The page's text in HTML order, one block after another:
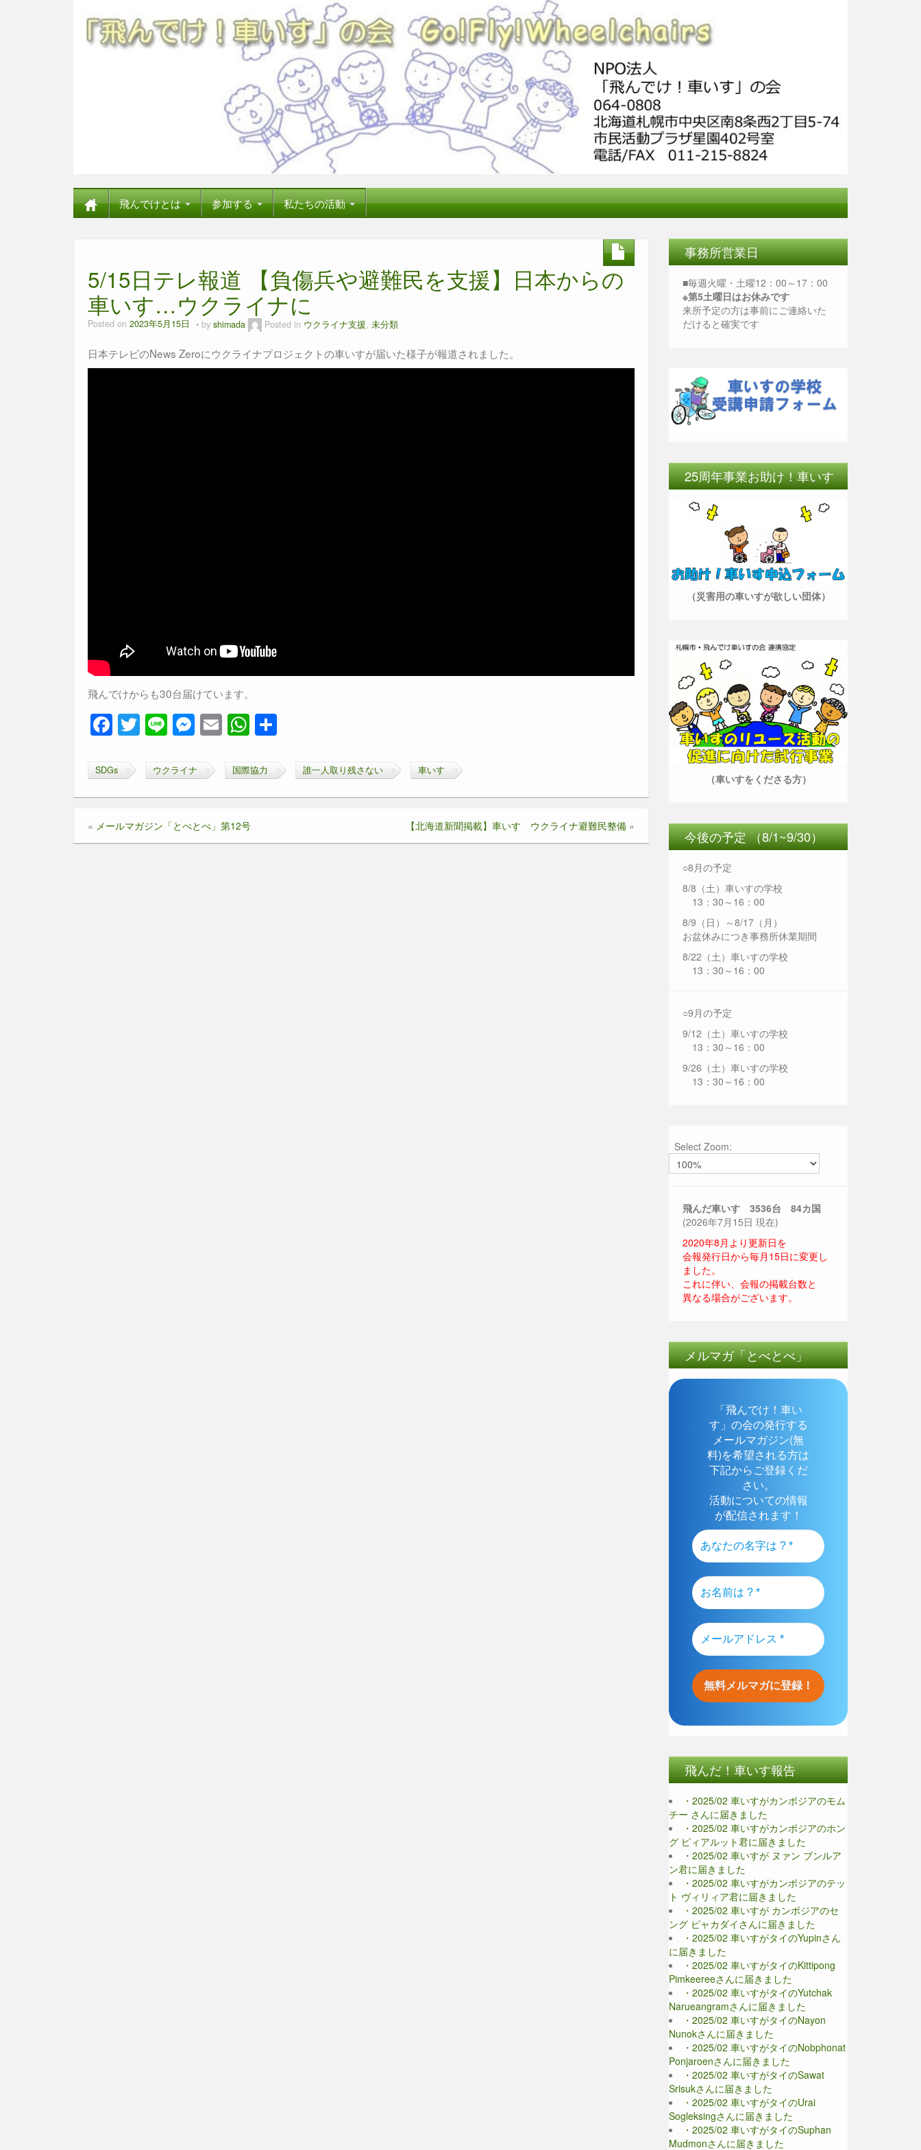
飛んでけとは 参加する 私たちの活動
5/15日テレ報道 【負傷兵や避難民を支援】日本からの
車いす…ウクライナに
Posted on 2023年5月15日 by shimada Posted in ウクライナ支援, 未分類
日本テレビのNews Zeroにウクライナプロジェクトの車いすが届いた様子が報道されました。
飛んでけからも30台届けています。
F
a
c
e
o
T
wi
er
Li
n
e
M
e
ss
e
g
E
m
ail
W
h
at
s
p
SDGs ウクライナ 国際協力 誰一人取り残さない 車いす
« メールマガジン「とべとべ」第12号 【北海道新聞掲載】車いす ウクライナ避難民整備 »
事務所営業日
■毎週火曜・土曜12：00～17：00
※第5土曜日はお休みです
来所予定の方は事前にご連絡いた
だけると確実です
25周年事業お助け！車いす
（災害用の車いすが欲しい団体）
（車いすをくださる方）
今後の予定 （8/1~9/30）
○8月の予定
8/8（土）車いすの学校
13：30～16：00
8/9（日）～8/17（月）
お盆休みにつき事務所休業期間
8/22（土）車いすの学校
13：30～16：00
○9月の予定
9/12（土）車いすの学校
13：30～16：00
9/26（土）車いすの学校
13：30～16：00
Select Zoom:
飛んだ車いす 3536台 84カ国
(2026年7月15日 現在)
2020年8月より更新日を
会報発行日から毎月15日に変更し
ました。
これに伴い、会報の掲載台数と
異なる場合がございます。
メルマガ「とべとべ」
「飛んでけ！車い
す」の会の発行する
メールマガジン(無
料)を希望される方は
下記からご登録くだ
さい。
活動についての情報
が配信されます！
飛んだ！車いす報告
・2025/02 車いすがカンボジアのモム
チー さんに届きました
・2025/02 車いすがカンボジアのホン
グ ピィアルット君に届きました
・2025/02 車いすが ヌァン ブンルア
ン君に届きました
・2025/02 車いすがカンボジアのテッ
ト ヴィリィア君に届きました
・2025/02 車いすが カンボジアのセ
ング ピャカダイさんに届きました
・2025/02 車いすがタイのYupinさん
に届きました
・2025/02 車いすがタイのKittipong
Pimkeereeさんに届きました
・2025/02 車いすがタイのYutchak
Narueangramさんに届きました
・2025/02 車いすがタイのNayon
Nunokさんに届きました
・2025/02 車いすがタイのNobphonat
Ponjaroenさんに届きました
・2025/02 車いすがタイのSawat
Srisukさんに届きました
・2025/02 車いすがタイのUrai
Sogleksingさんに届きました
・2025/02 車いすがタイのSuphan
Mudmonさんに届きました